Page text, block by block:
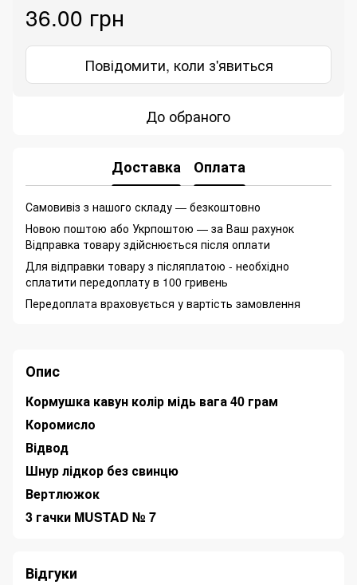
36.00 грн
Повідомити, коли з'явиться
До обраного
Доставка Оплата
Самовивіз з нашого складу — безкоштовно
Новою поштою або Укрпоштою — за Ваш рахунок
Відправка товару здійснюється після оплати
Для відправки товару з післяплатою - необхідно
сплатити передоплату в 100 гривень
Передоплата враховується у вартість замовлення
Опис
Кормушка кавун колір мідь вага 40 грам
Коромисло
Відвод
Шнур лідкор без свинцю
Вертлюжок
3 гачки MUSTAD № 7
Відгуки